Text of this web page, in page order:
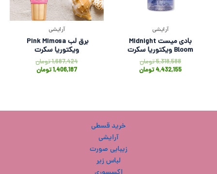
آرایشی
بادی میست Midnight
Bloom ویکتوریا سکرت
5,318,588تومان
4,432,155تومان
آرایشی
ویکتوریا سکرت
1,687,424تومان
1,406,187تومان
خرید قسطی
آرایشی
زیبایی صورت
لباس زیر